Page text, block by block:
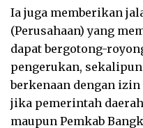
Ia juga memberikan
(Perusahaan) yang
dapat bergotong-
pengerukan,
berkenaan dengan izin
jika pemerintah
maupun Pemkab